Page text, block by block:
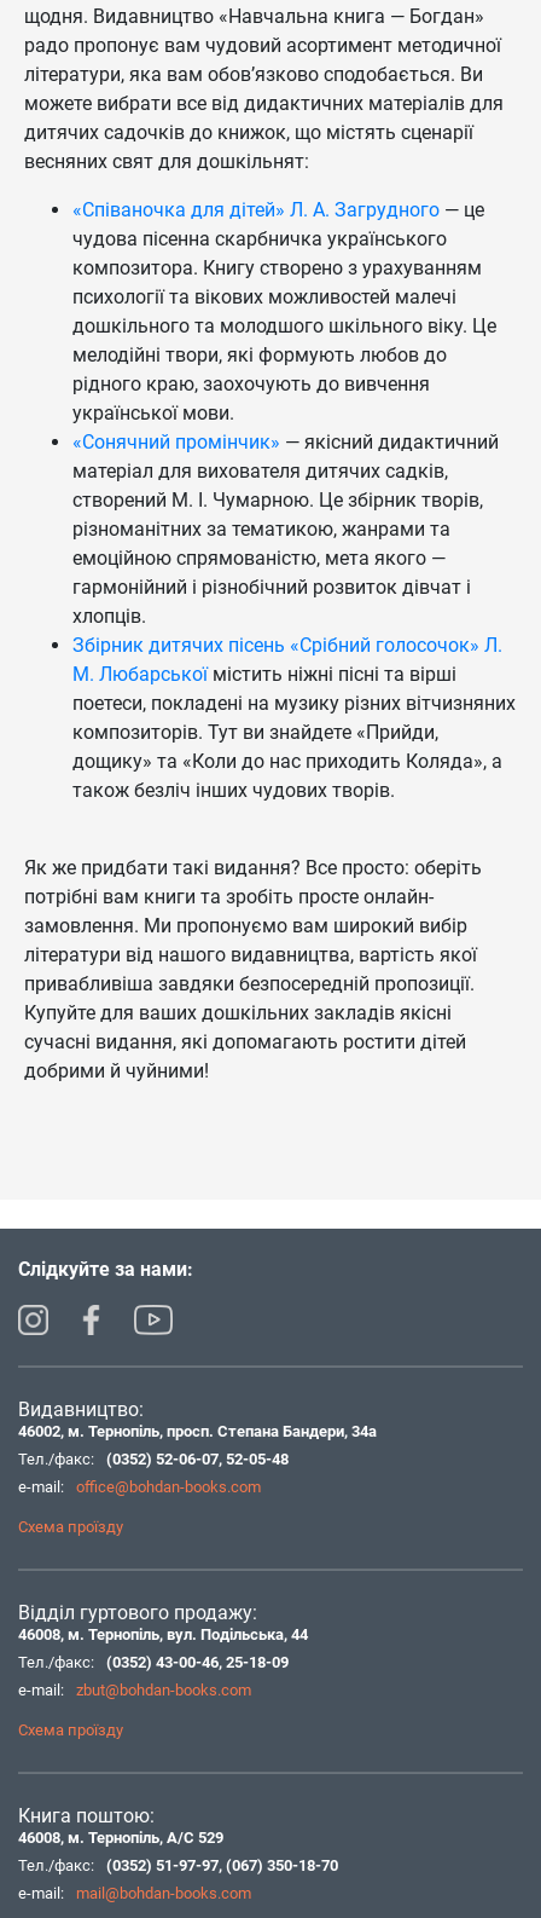
щодня. Видавництво «Навчальна книга — Богдан»
радо пропонує вам чудовий асортимент методичної
літератури, яка вам обов’язково сподобається. Ви
можете вибрати все від дидактичних матеріалів для
дитячих садочків до книжок, що містять сценарії
весняних свят для дошкільнят:
«Співаночка для дітей» Л. А. Загрудного — це
чудова пісенна скарбничка українського
композитора. Книгу створено з урахуванням
психології та вікових можливостей малечі
дошкільного та молодшого шкільного віку. Це
мелодійні твори, які формують любов до
рідного краю, заохочують до вивчення
української мови.
«Сонячний промінчик» — якісний дидактичний
матеріал для вихователя дитячих садків,
створений М. І. Чумарною. Це збірник творів,
різноманітних за тематикою, жанрами та
емоційною спрямованістю, мета якого —
гармонійний і різнобічний розвиток дівчат і
хлопців.
Збірник дитячих пісень «Срібний голосочок» Л.
М. Любарськоїмістить ніжні пісні та вірші
поетеси, покладені на музику різних вітчизняних
композиторів. Тут ви знайдете «Прийди,
дощику» та «Коли до нас приходить Коляда», а
також безліч інших чудових творів.
Як же придбати такі видання? Все просто: оберіть
потрібні вам книги та зробіть просте онлайн-
замовлення. Ми пропонуємо вам широкий вибір
літератури від нашого видавництва, вартість якої
привабливіша завдяки безпосередній пропозиції.
Купуйте для ваших дошкільних закладів якісні
сучасні видання, які допомагають ростити дітей
добрими й чуйними!
Слідкуйте за нами:
Видавництво:
46002, м. Тернопіль, просп. Степана Бандери, 34а
Тел./факс:
(0352) 52-06-07, 52-05-48
e-mail:
office@bohdan-books.com
Схема проїзду
Відділ гуртового продажу:
46008, м. Тернопіль, вул. Подільська, 44
Тел./факс:
(0352) 43-00-46, 25-18-09
e-mail:
zbut@bohdan-books.com
Схема проїзду
Книга поштою:
46008, м. Тернопіль, А/С 529
Тел./факс:
(0352) 51-97-97, (067) 350-18-70
e-mail:
mail@bohdan-books.com